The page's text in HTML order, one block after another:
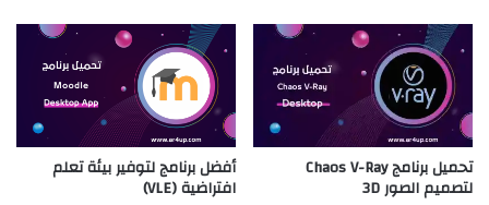
تحميل برنامج Chaos V-Ray
لتصميم الصور 3D
أفضل برنامج لتوفير بيئة تعلم
افتراضية (VLE)